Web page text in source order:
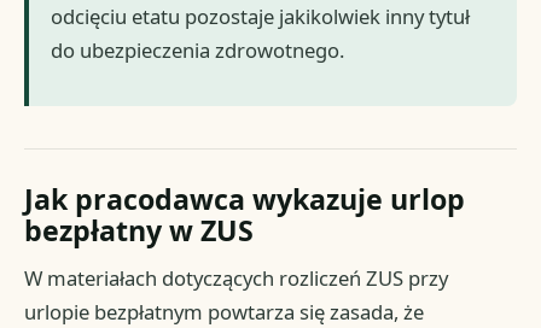
odcięciu etatu pozostaje jakikolwiek inny tytuł
do ubezpieczenia zdrowotnego.
Jak pracodawca wykazuje urlop
bezpłatny w ZUS
W materiałach dotyczących rozliczeń ZUS przy
urlopie bezpłatnym powtarza się zasada, że